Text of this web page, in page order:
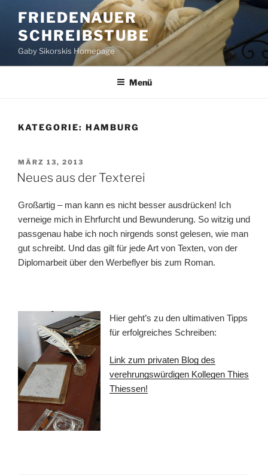
Inhalt
springen
FRIEDENAUER
SCHREIBSTUBE
Gaby Sikorskis Homepage
Menü
KATEGORIE: HAMBURG
VERÖFFENTLICHT
AM
MÄRZ 13, 2013
Neues aus der Texterei
Großartig – man kann es nicht besser ausdrücken! Ich
verneige mich in Ehrfurcht und Bewunderung. So witzig und
passgenau habe ich noch nirgends sonst gelesen, wie man
gut schreibt. Und das gilt für jede Art von Texten, von der
Diplomarbeit über den Werbeflyer bis zum Roman.
Hier geht’s zu den ultimativen Tipps
für erfolgreiches Schreiben:
Link zum privaten Blog des
verehrungswürdigen Kollegen Thies
Thiessen!